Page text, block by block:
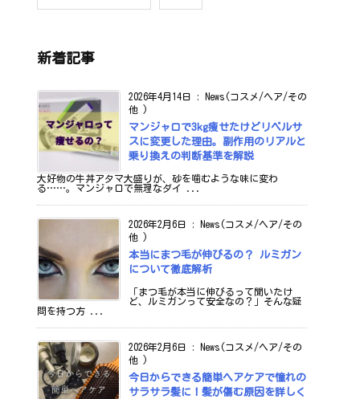
新着記事
2026年4月14日 :
News(コスメ/ヘア/その
他 )
マンジャロで3kg痩せたけどリベルサ
スに変更した理由。副作用のリアルと
乗り換えの判断基準を解説
大好物の牛丼アタマ大盛りが、砂を噛むような味に変わ
る……。マンジャロで無理なダイ ...
2026年2月6日 :
News(コスメ/ヘア/その
他 )
本当にまつ毛が伸びるの？ ルミガン
について徹底解析
「まつ毛が本当に伸びるって聞いたけ
ど、ルミガンって安全なの？」そんな疑
問を持つ方 ...
2026年2月6日 :
News(コスメ/ヘア/その
他 )
今日からできる簡単ヘアケアで憧れの
サラサラ髪に！髪が傷む原因を詳しく